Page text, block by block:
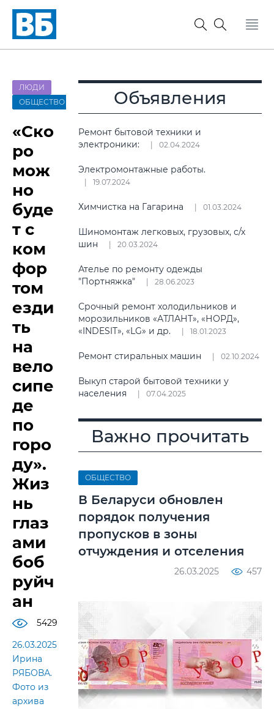
ЛЮДИ
ОБЩЕСТВО
«Ско
ро
мож
но
буде
т с
ком
фор
том
езди
ть
на
вело
сипе
де
по
горо
ду».
Жиз
нь
глаз
ами
боб
руйч
ан
5429
26.03.2025
Ирина
РЯБОВА.
Фото из
архива
Объявления
Ремонт бытовой техники и
электроники:
02.04.2024
Электромонтажные работы.
19.07.2024
Химчистка на Гагарина 01.03.2024
Шиномонтаж легковых, грузовых, с/х
шин
20.03.2024
Ателье по ремонту одежды
"Портняжка"
28.06.2023
Срочный ремонт холодильников и
морозильников «АТЛАНТ», «НОРД»,
«INDESIT», «LG» и др.
18.01.2023
Ремонт стиральных машин 02.10.2024
Выкуп старой бытовой техники у
населения
07.04.2025
Важно прочитать
ОБЩЕСТВО
В Беларуси обновлен
порядок получения
пропусков в зоны
отчуждения и отселения
26.03.2025 457